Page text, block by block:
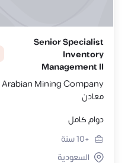
Senior Specialist
Inventory
Management II
معادن
دوام كامل
+10
سنة
السعودية